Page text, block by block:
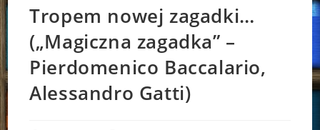
Tropem nowej zagadki…
(„Magiczna zagadka” –
Pierdomenico Baccalario,
Alessandro Gatti)